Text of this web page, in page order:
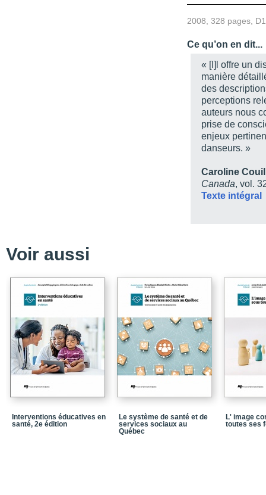
chez les danseurs
Chapitre 2 - Entre
Partie 2 - Directement
Chapitre 3 -
contemporains
Chapitre 4 -
l'éducation somatique
Chapitre 5 - La
danse
Chapitre 6 - Et si
Chapitre 7 - Éthiques
Chapitre 10 - La
compagnies de danse
Chapitre 11 - Donner
Chapitre 12 - Coeur en
Chapitre 13 - Entre-
Partie 6 - Corps en
Chapitre 15 - Corps
2008, 328 pages,
Ce qu’on en dit...
« [I]l offre un
manière
des
perceptions
auteurs nous
prise de
enjeux
danseurs. »
Caroline
Canada, vol.
Texte intégral
Voir aussi
Interventions éducatives en
santé, 2e édition
Le système de santé et de
services sociaux au
Québec
L' image
toutes ses